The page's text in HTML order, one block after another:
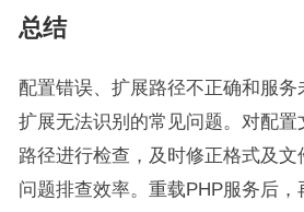
总结
配置错误、扩展路径不正确和服
扩展无法识别的常见问题。对配置
路径进行检查，及时修正格式及
问题排查效率。重载PHP服务后